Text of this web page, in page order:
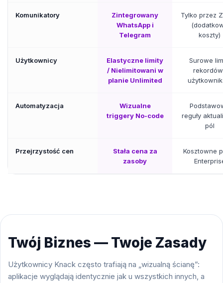
Komunikatory
Zintegrowany
WhatsApp i
Telegram
Tylko przez
koszty)
Użytkownicy
Elastyczne limity
/ Nielimitowani w
planie Unlimited
Surowe
Automatyzacja
Wizualne
triggery No-code
reguły
pól
Przejrzystość cen
Stała cena za
zasoby
Kosztowne
Twój Biznes — Twoje Zasady
Użytkownicy Knack często trafiają na „wizualną ścianę”:
aplikacje wyglądają identycznie jak u wszystkich innych, a